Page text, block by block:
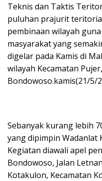
Teknis dan Taktis
puluhan prajurit
pembinaan wilayah
masyarakat yang
digelar pada Kamis di
wilayah Kecamatan
Bondowoso.kamis(21/5/
Sebanyak kurang lebih
yang dipimpin Wadanlat
Kegiatan diawali apel
Bondowoso, Jalan
Kotakulon, Kecamatan